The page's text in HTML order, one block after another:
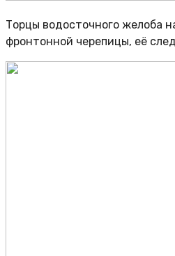
Торцы водосточного желоба
фронтонной черепицы, её